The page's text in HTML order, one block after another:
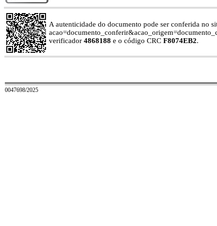
A autenticidade do documento pode ser conferida no
verificador 4868188 e o código CRC F8074EB2.
0047698/2025